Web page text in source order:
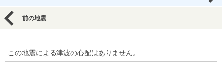
前の地震
この地震による津波の心配はありません。